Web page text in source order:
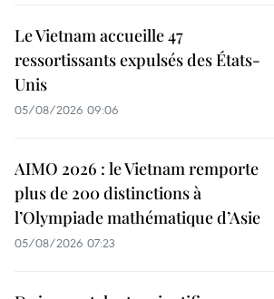
Le Vietnam accueille 47
ressortissants expulsés des États-
Unis
05/08/2026 09:06
AIMO 2026 : le Vietnam remporte
plus de 200 distinctions à
l’Olympiade mathématique d’Asie
05/08/2026 07:23